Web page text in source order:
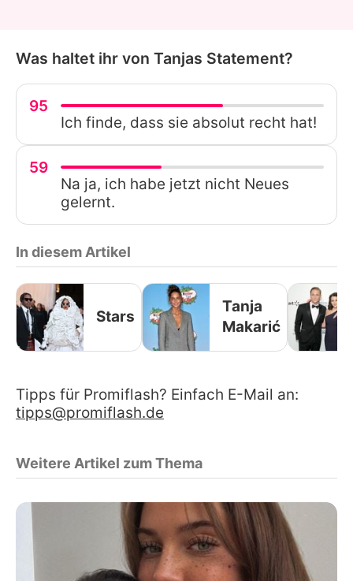
Was haltet ihr von Tanjas Statement?
95
Ich finde, dass sie absolut recht hat!
59
Na ja, ich habe jetzt nicht Neues
gelernt.
In diesem Artikel
Stars
Tanja
Makarić
Tipps für Promiflash? Einfach E-Mail an:
tipps@promiflash.de
Weitere Artikel zum Thema